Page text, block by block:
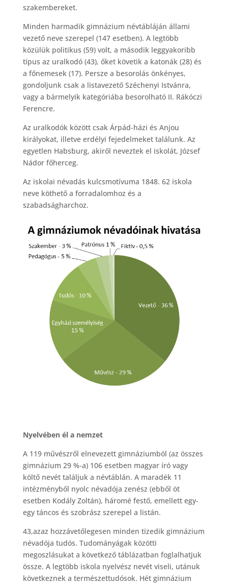
szakembereket.
Minden harmadik gimnázium névtábláján állami
vezető neve szerepel (147 esetben). A legtöbb
közülük politikus (59) volt, a második leggyakoribb
típus az uralkodó (43), őket követik a katonák (28) és
a főnemesek (17). Persze a besorolás önkényes,
gondoljunk csak a listavezető Széchenyi Istvánra,
vagy a bármelyik kategóriába besorolható II. Rákóczi
Ferencre.
Az uralkodók között csak Árpád-házi és Anjou
királyokat, illetve erdélyi fejedelmeket találunk. Az
egyetlen Habsburg, akiről neveztek el iskolát, József
Nádor főherceg.
Az iskolai névadás kulcsmotívuma 1848. 62 iskola
neve köthető a forradalomhoz és a
szabadságharchoz.
Nyelvében él a nemzet
A 119 művészről elnevezett gimnáziumból (az összes
gimnázium 29 %-a) 106 esetben magyar író vagy
költő nevét találjuk a névtáblán. A maradék 11
intézményből nyolc névadója zenész (ebből öt
esetben Kodály Zoltán), háromé festő, emellett egy-
egy táncos és szobrász szerepel a listán.
43,azaz hozzávetőlegesen minden tizedik gimnázium
névadója tudós. Tudományágak közötti
megoszlásukat a következő táblázatban foglalhatjuk
össze. A legtöbb iskola nyelvész nevét viseli, utánuk
következnek a természettudósok. Hét gimnázium